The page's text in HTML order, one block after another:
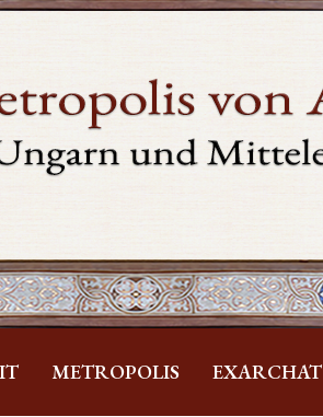
METROPOLIS EXARCHAT